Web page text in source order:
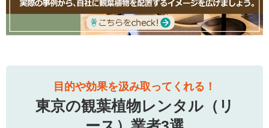
目的や効果を汲み取ってくれる！
東京の観葉植物レンタル（リ